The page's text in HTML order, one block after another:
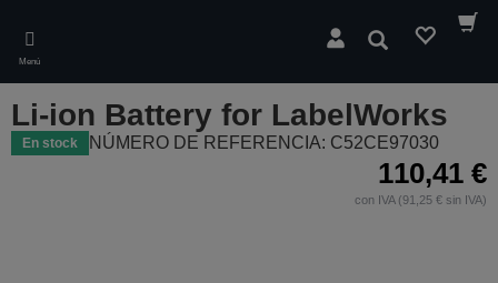
main
content
Menú
Buscar
Li-ion Battery for LabelWorks
En stock NÚMERO DE REFERENCIA: C52CE97030
110,41 €
con IVA (91,25 € sin IVA)